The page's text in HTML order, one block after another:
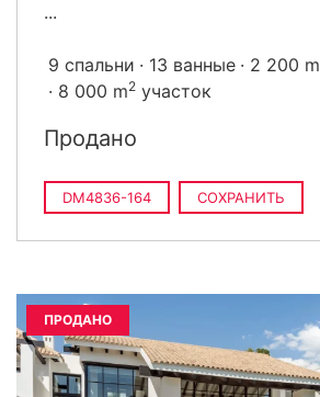
...
9 спальни 13 ванные 2 200 m
8 000 m2 участок
Продано
DM4836-164 СОХРАНИТЬ
ПРОДАНО